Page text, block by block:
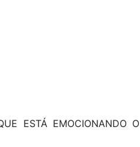
ESTÁ EMOCIONANDO O